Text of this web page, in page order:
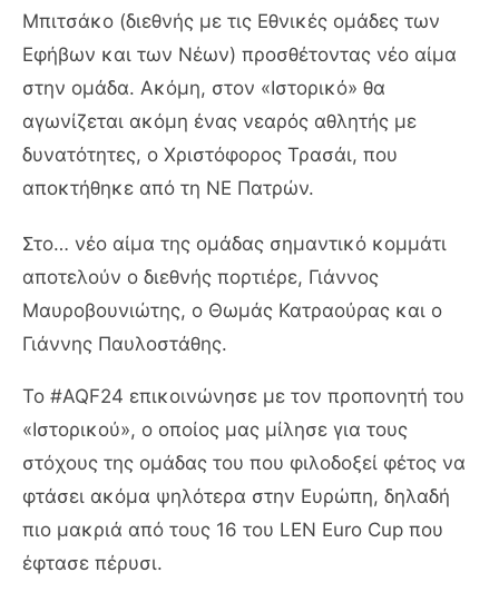
Μπιτσάκο (διεθνής με τις Εθνικές ομάδες των
Εφήβων και των Νέων) προσθέτοντας νέο αίμα
στην ομάδα. Ακόμη, στον «Ιστορικό» θα
αγωνίζεται ακόμη ένας νεαρός αθλητής με
δυνατότητες, ο Χριστόφορος Τρασάι, που
αποκτήθηκε από τη ΝΕ Πατρών.
Στο… νέο αίμα της ομάδας σημαντικό κομμάτι
αποτελούν ο διεθνής πορτιέρε, Γιάννος
Μαυροβουνιώτης, ο Θωμάς Κατραούρας και ο
Γιάννης Παυλοστάθης.
Το #AQF24 επικοινώνησε με τον προπονητή του
«Ιστορικού», ο οποίος μας μίλησε για τους
στόχους της ομάδας του που φιλοδοξεί φέτος να
φτάσει ακόμα ψηλότερα στην Ευρώπη, δηλαδή
πιο μακριά από τους 16 του LEN Euro Cup που
έφτασε πέρυσι.